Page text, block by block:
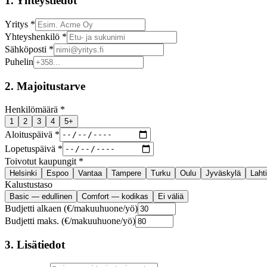
Yritys *
Yhteyshenkilö *
Sähköposti *
Puhelin
2. Majoitustarve
Henkilömäärä *
1 2 3 4 5+
Aloituspäivä *
Lopetuspäivä *
Toivotut kaupungit *
Helsinki Espoo Vantaa Tampere Turku Oulu Jyväskylä Lahti
Kalustustaso
Basic — edullinen Comfort — kodikas Ei väliä
Budjetti alkaen (€/makuuhuone/yö)
Budjetti maks. (€/makuuhuone/yö)
3. Lisätiedot